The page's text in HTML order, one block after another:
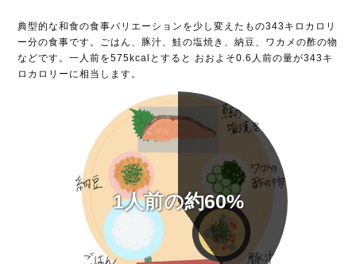
典型的な和食の食事バリエーションを少し変えたもの343キロカロリ
ー分の食事です。ごはん、豚汁、鮭の塩焼き、納豆、ワカメの酢の物
などです。一人前を575kcalとすると おおよそ0.6人前の量が343キ
ロカロリーに相当します。
1人前の約60%